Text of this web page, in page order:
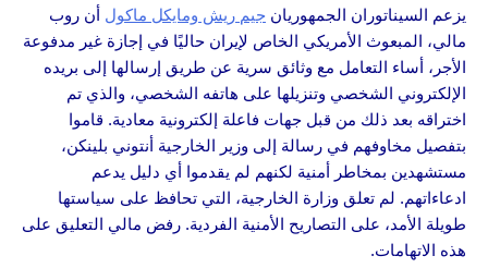
يزعم السيناتوران الجمهوريان جيم ريش ومايكل ماكول أن روب
مالي، المبعوث الأمريكي الخاص لإيران حاليًا في إجازة غير مدفوعة
الأجر، أساء التعامل مع وثائق سرية عن طريق إرسالها إلى بريده
الإلكتروني الشخصي وتنزيلها على هاتفه الشخصي، والذي تم
اختراقه بعد ذلك من قبل جهات فاعلة إلكترونية معادية. قاموا
بتفصيل مخاوفهم في رسالة إلى وزير الخارجية أنتوني بلينكن،
مستشهدين بمخاطر أمنية لكنهم لم يقدموا أي دليل يدعم
ادعاءاتهم. لم تعلق وزارة الخارجية، التي تحافظ على سياستها
طويلة الأمد، على التصاريح الأمنية الفردية. رفض مالي التعليق على
هذه الاتهامات.